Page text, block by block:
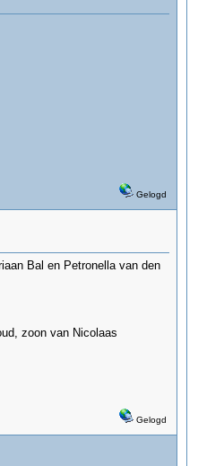
Gelogd
Bal en Petronella van den
zoon van Nicolaas
Gelogd